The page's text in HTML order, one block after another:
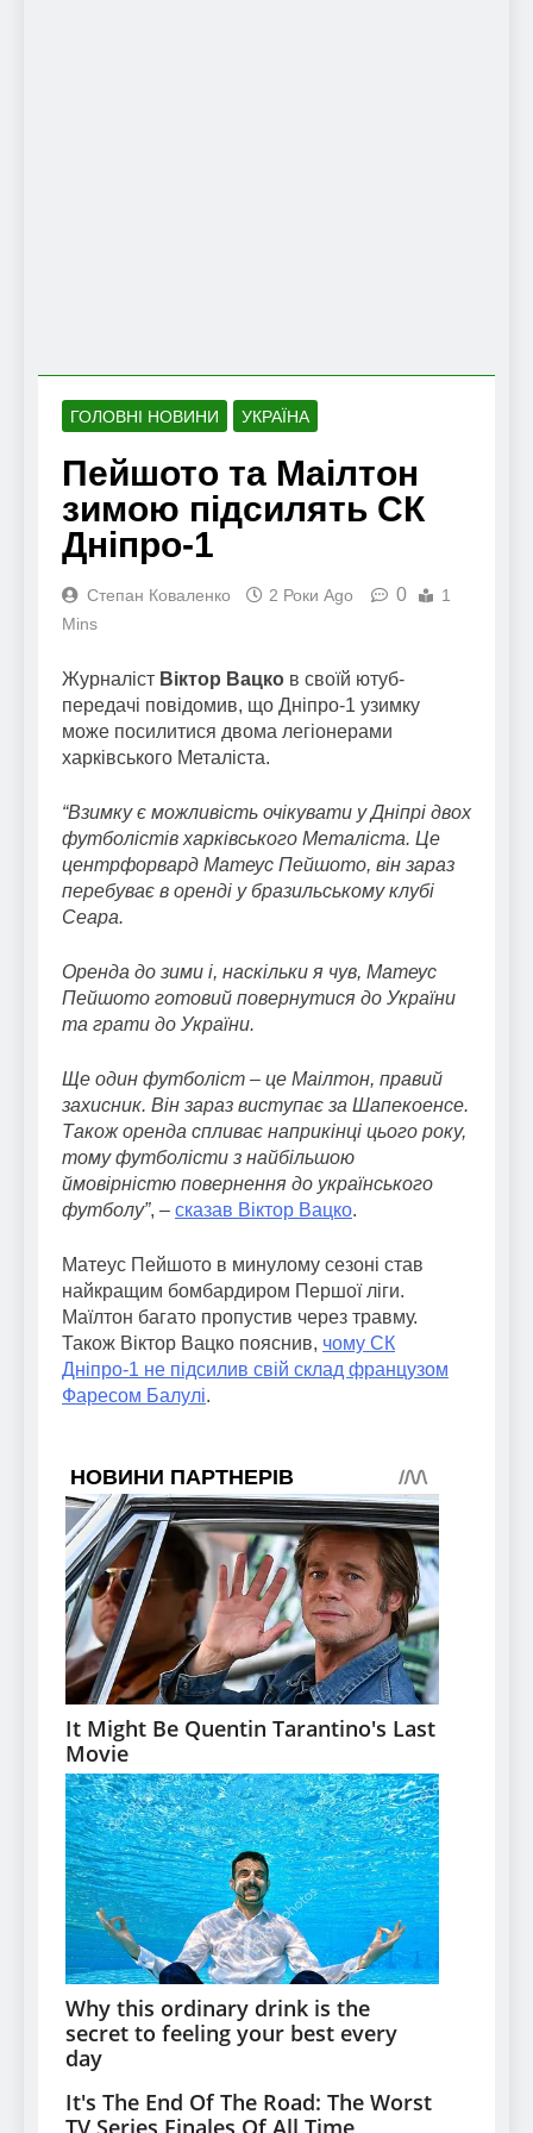
ГОЛОВНІ НОВИНИ УКРАЇНА
Пейшото та Маілтон
зимою підсилять СК
Дніпро-1
Степан Коваленко 2 Роки Ago 0
1
Mins
Журналіст Віктор Вацко в своїй ютуб-
передачі повідомив, що Дніпро-1 узимку
може посилитися двома легіонерами
харківського Металіста.
“Взимку є можливість очікувати у Дніпрі двох
футболістів харківського Металіста. Це
центрфорвард Матеус Пейшото, він зараз
перебуває в оренді у бразильському клубі
Сеара.
Оренда до зими і, наскільки я чув, Матеус
Пейшото готовий повернутися до України
та грати до України.
Ще один футболіст – це Маілтон, правий
захисник. Він зараз виступає за Шапекоенсе.
Також оренда спливає наприкінці цього року,
тому футболісти з найбільшою
ймовірністю повернення до українського
футболу”, – сказав Віктор Вацко.
Матеус Пейшото в минулому сезоні став
найкращим бомбардиром Першої ліги.
Маїлтон багато пропустив через травму.
Також Віктор Вацко пояснив, чому СК
Дніпро-1 не підсилив свій склад французом
Фаресом Балулі.